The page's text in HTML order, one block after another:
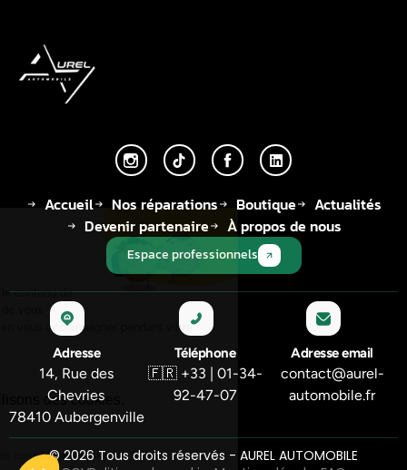
Accueil Nos réparations Boutique
Actualités
Devenir partenaire
À propos de nous
Espace professionnels
Adresse
14, Rue des
Chevries
78410 Aubergenville
Téléphone
🇫🇷 +33 | 01-34-
92-47-07
Adresse email
contact@aurel-
automobile.fr
© 2026 Tous droits réservés - AUREL AUTOMOBILE